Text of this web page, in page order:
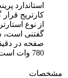
استاندارد
کارتریج
از نوع
صفحه در
780 وات است.
مشخصات